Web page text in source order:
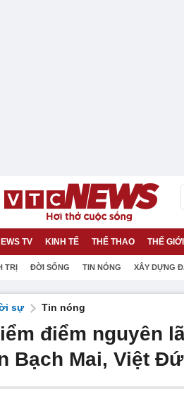
TV KINH TẾ THỂ THAO THẾ GIỚI
TRỊ ĐỜI SỐNG TIN NÓNG XÂY DỰNG
sự Tin nóng
điểm nguyên
Bạch Mai, Việt